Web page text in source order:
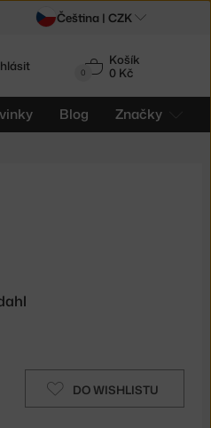
0
Košík
0 Kč
Blog Značky
DO WISHLISTU
Čeština | CZK